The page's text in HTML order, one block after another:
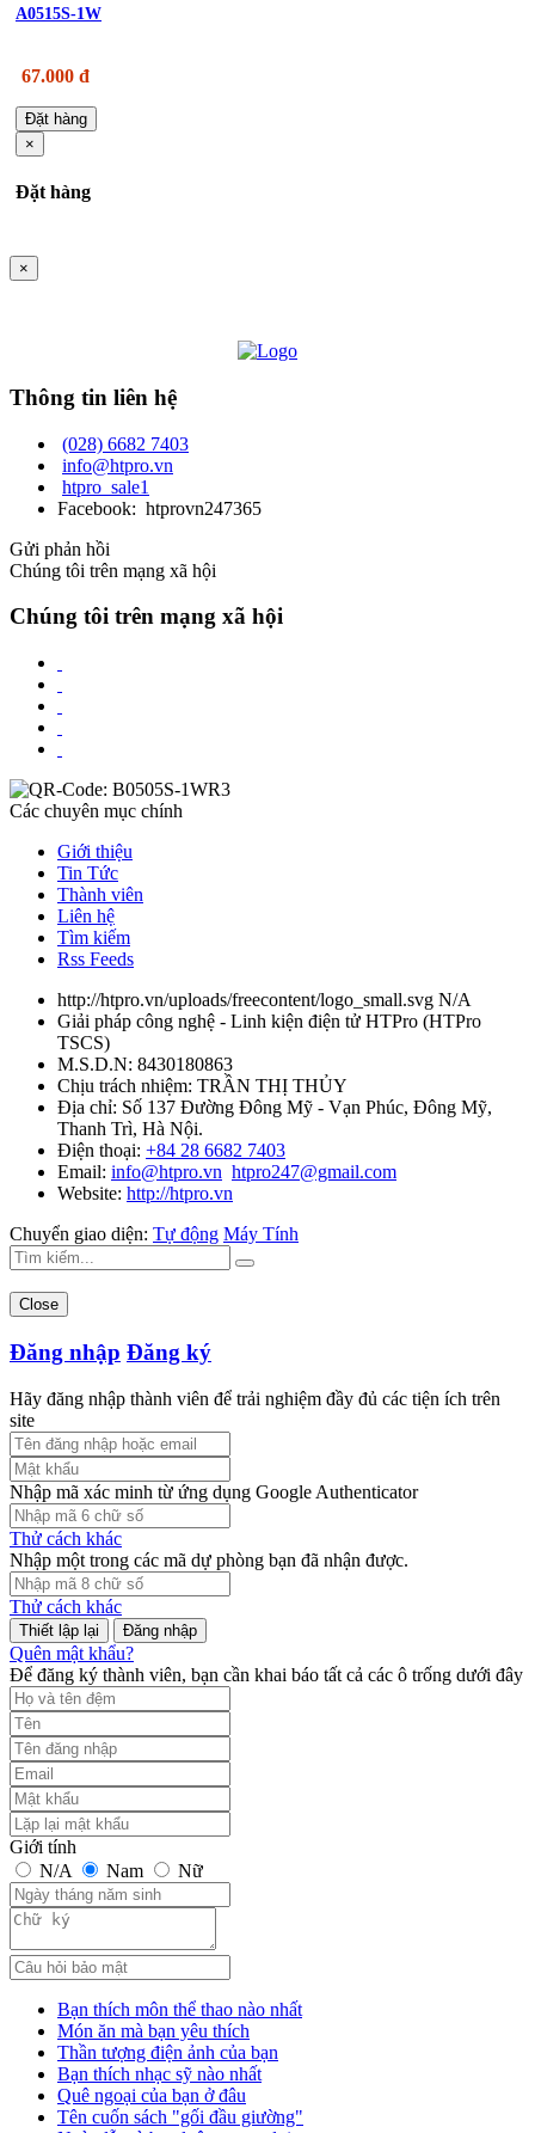
A0515S-1W
67.000 đ
Đặt hàng
×
Đặt hàng
×
Thông tin liên hệ
(028) 6682 7403
info@htpro.vn
htpro_sale1
Facebook: htprovn247365
Gửi phản hồi
Chúng tôi trên mạng xã hội
Chúng tôi trên mạng xã hội
Các chuyên mục chính
Giới thiệu
Tin Tức
Thành viên
Liên hệ
Tìm kiếm
Rss Feeds
http://htpro.vn/uploads/freecontent/logo_small.svg N/A
Giải pháp công nghệ - Linh kiện điện tử HTPro (HTPro
TSCS)
M.S.D.N: 8430180863
Chịu trách nhiệm: TRẦN THỊ THỦY
Địa chỉ: Số 137 Đường Đông Mỹ - Vạn Phúc, Đông Mỹ,
Thanh Trì, Hà Nội.
Điện thoại: +84 28 6682 7403
Email: info@htpro.vn htpro247@gmail.com
Website: http://htpro.vn
Chuyển giao diện: Tự động Máy Tính
Close
Đăng nhập Đăng ký
Hãy đăng nhập thành viên để trải nghiệm đầy đủ các tiện ích trên
site
Nhập mã xác minh từ ứng dụng Google Authenticator
Thử cách khác
Nhập một trong các mã dự phòng bạn đã nhận được.
Thử cách khác
Đăng nhập
Quên mật khẩu?
Để đăng ký thành viên, bạn cần khai báo tất cả các ô trống dưới đây
Giới tính
N/A
Nam Nữ
Bạn thích môn thể thao nào nhất
Món ăn mà bạn yêu thích
Thần tượng điện ảnh của bạn
Bạn thích nhạc sỹ nào nhất
Quê ngoại của bạn ở đâu
Tên cuốn sách "gối đầu giường"